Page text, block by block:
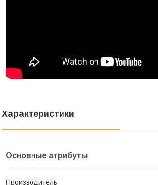
Характеристики
Основные атрибуты
Производитель